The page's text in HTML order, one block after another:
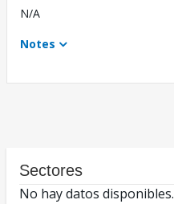
N/A
Notes
Sectores
No hay datos disponibles.